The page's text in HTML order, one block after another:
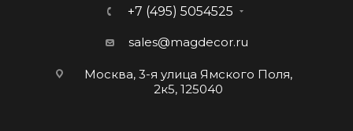
+7 (495) 5054525
sales@magdecor.ru
Москва, 3-я улица Ямского Поля,
2к5, 125040